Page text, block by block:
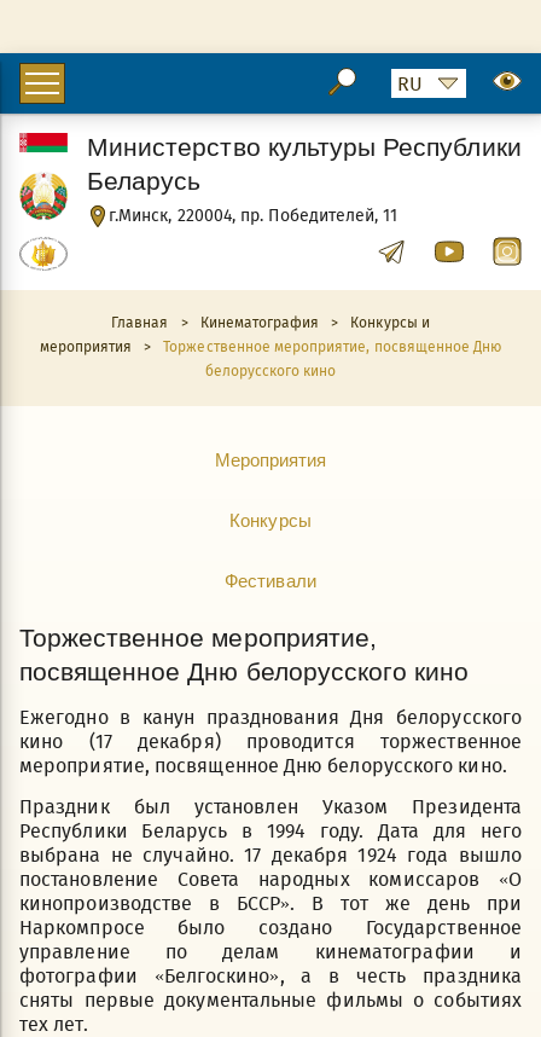
г.Минск, 220004, пр. Победителей, 11
Министерство культуры Республики
Беларусь
Главная > Кинематография >
Конкурсы и
мероприятия
>
Торжественное мероприятие, посвященное Дню
белорусского кино
Мероприятия
Конкурсы
Фестивали
Торжественное мероприятие,
посвященное Дню белорусского кино
Ежегодно в канун празднования Дня белорусского
кино (17 декабря) проводится торжественное
мероприятие, посвященное Дню белорусского кино.
Праздник был установлен Указом Президента
Республики Беларусь в 1994 году. Дата для него
выбрана не случайно. 17 декабря 1924 года вышло
постановление Совета народных комиссаров «О
кинопроизводстве в БССР». В тот же день при
Наркомпросе было создано Государственное
управление по делам кинематографии и
фотографии «Белгоскино», а в честь праздника
сняты первые документальные фильмы о событиях
тех лет.